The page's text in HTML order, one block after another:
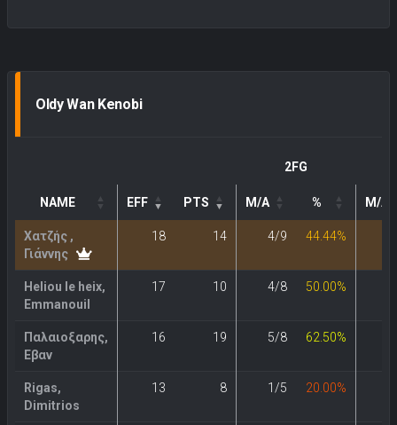
Oldy Wan Kenobi
2FG
NAME EFF PTS M/A % M/A
Χατζής ,
Γιάννης
18 14 4/9 44.44%
Heliou le heix,
Emmanouil
17 10 4/8 50.00%
Παλαιοξαρης,
Εβαν
16 19 5/8 62.50%
Rigas,
Dimitrios
13 8 1/5 20.00%